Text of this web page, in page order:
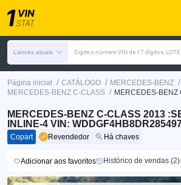
Lances atuais Digite o número VIN de 17 dígitos,
Página inicial / CATÁLOGO / MERCEDES-BENZ /
MERCEDES-BENZ C-CLASS / MERCEDES-BENZ
MERCEDES-BENZ C-CLASS 2013
INLINE-4 VIN:
Copart Revendedor Há chaves
Adicionar aos favoritos Histórico de vendas (2)